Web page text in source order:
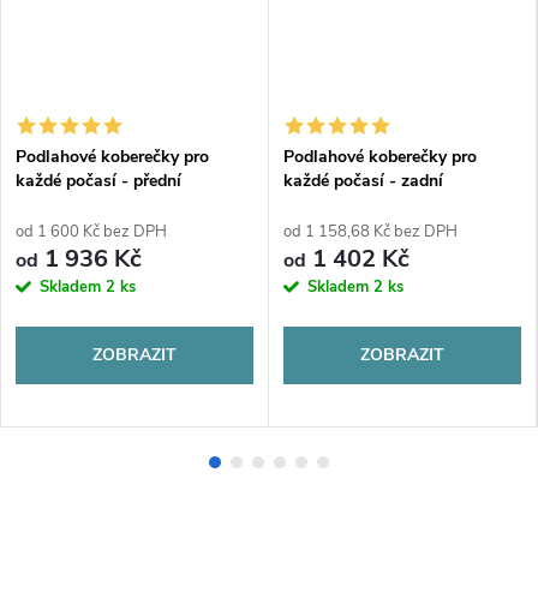
Podlahové koberečky pro
každé počasí - přední
od 1 600 Kč bez DPH
od 1 936 Kč
Skladem 2 ks
ZOBRAZIT
Podlahové koberečky pro
každé počasí - zadní
od 1 158,68 Kč bez DPH
od 1 402 Kč
Skladem 2 ks
ZOBRAZIT